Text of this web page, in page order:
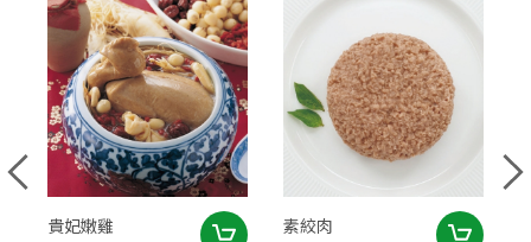
貴妃嫩雞 素絞肉